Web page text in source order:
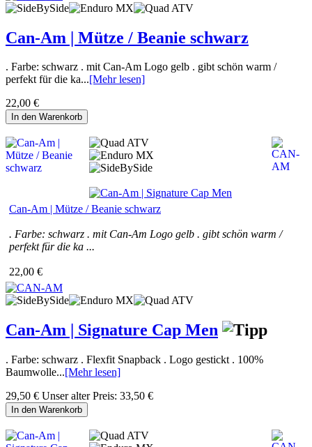
Can-Am | Mütze / Beanie schwarz
. Farbe: schwarz . mit Can-Am Logo gelb . gibt schön warm /
perfekt für die ka...[Mehr lesen]
22,00 €
In den Warenkorb
Can-Am | Mütze / Beanie schwarz
. Farbe: schwarz . mit Can-Am Logo gelb . gibt schön warm /
perfekt für die ka ...
22,00 €
Can-Am | Signature Cap Men
. Farbe: schwarz . Flexfit Snapback . Logo gestickt . 100%
Baumwolle...[Mehr lesen]
29,50 € Unser alter Preis: 33,50 €
In den Warenkorb